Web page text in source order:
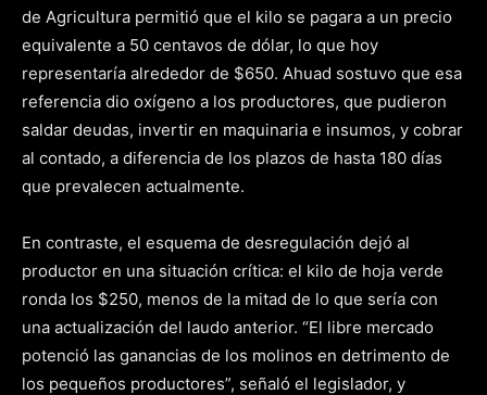
de Agricultura permitió que el kilo se pagara a un precio
equivalente a 50 centavos de dólar, lo que hoy
representaría alrededor de $650. Ahuad sostuvo que esa
referencia dio oxígeno a los productores, que pudieron
saldar deudas, invertir en maquinaria e insumos, y cobrar
al contado, a diferencia de los plazos de hasta 180 días
que prevalecen actualmente.
En contraste, el esquema de desregulación dejó al
productor en una situación crítica: el kilo de hoja verde
ronda los $250, menos de la mitad de lo que sería con
una actualización del laudo anterior. “El libre mercado
potenció las ganancias de los molinos en detrimento de
los pequeños productores”, señaló el legislador, y